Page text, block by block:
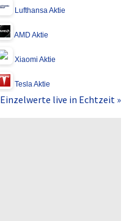
Lufthansa Aktie
AMD Aktie
Xiaomi Aktie
Tesla Aktie
live in Echtzeit »